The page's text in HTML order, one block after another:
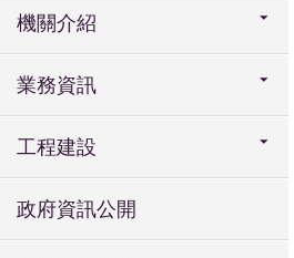
機關介紹
業務資訊
工程建設
政府資訊公開